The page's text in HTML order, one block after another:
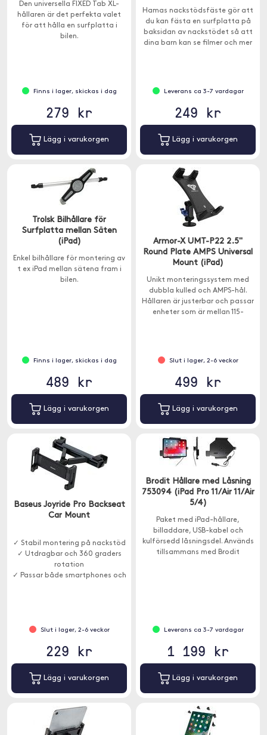
Den universella FIXED Tab XL-
hållaren är det perfekta valet
för att hålla en surfplatta i
bilen.
Finns i lager, skickas i dag
279 kr
Lägg i varukorgen
Hamas nackstödsfäste gör att
du kan fästa en surfplatta på
baksidan av nackstödet så att
dina barn kan se filmer och mer
Leverans ca 3-7 vardagar
249 kr
Lägg i varukorgen
Trolsk Bilhållare för
Surfplatta mellan Säten
(iPad)
Enkel bilhållare för montering av
t ex iPad mellan sätena fram i
bilen.
Finns i lager, skickas i dag
489 kr
Lägg i varukorgen
Armor-X UMT-P22 2.5"
Round Plate AMPS Universal
Mount (iPad)
Unikt monteringssystem med
dubbla kulled och AMPS-hål.
Hållaren är justerbar och passar
enheter som är mellan 115-
Slut i lager, 2-6 veckor
499 kr
Lägg i varukorgen
Baseus Joyride Pro Backseat
Car Mount
✓ Stabil montering på nackstöd
✓ Utdragbar och 360 graders
rotation
✓ Passar både smartphones och
Slut i lager, 2-6 veckor
229 kr
Lägg i varukorgen
Brodit Hållare med Låsning
753094 (iPad Pro 11/Air 11/Air
5/4)
Paket med iPad-hållare,
billaddare, USB-kabel och
kulförsedd låsningsdel. Används
tillsammans med Brodit
Leverans ca 3-7 vardagar
1 199 kr
Lägg i varukorgen